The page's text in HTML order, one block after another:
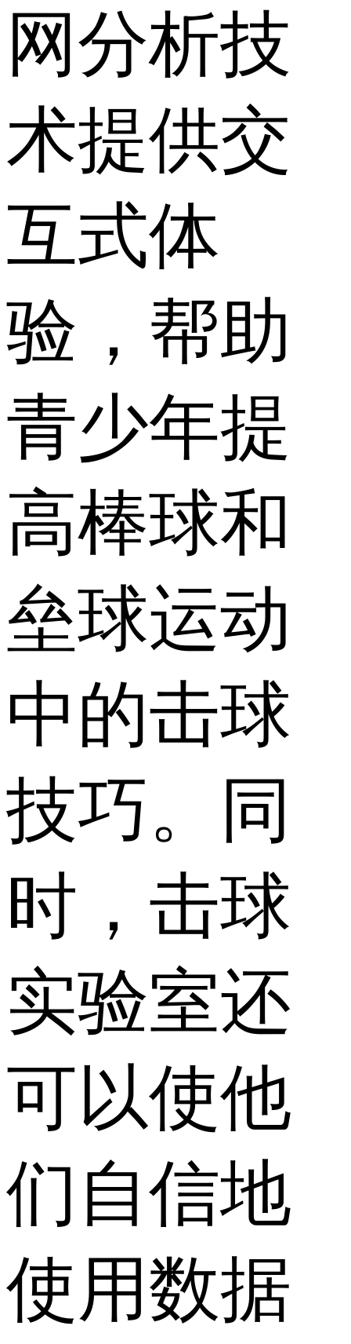
网分析技
术提供交
互式体
验，帮助
青少年提
高棒球和
垒球运动
中的击球
技巧。同
时，击球
实验室还
可以使他
们自信地
使用数据